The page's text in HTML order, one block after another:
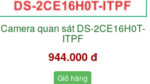
Camera quan sát DS-2CE16H0T-
ITPF
944.000 đ
Giỏ hàng